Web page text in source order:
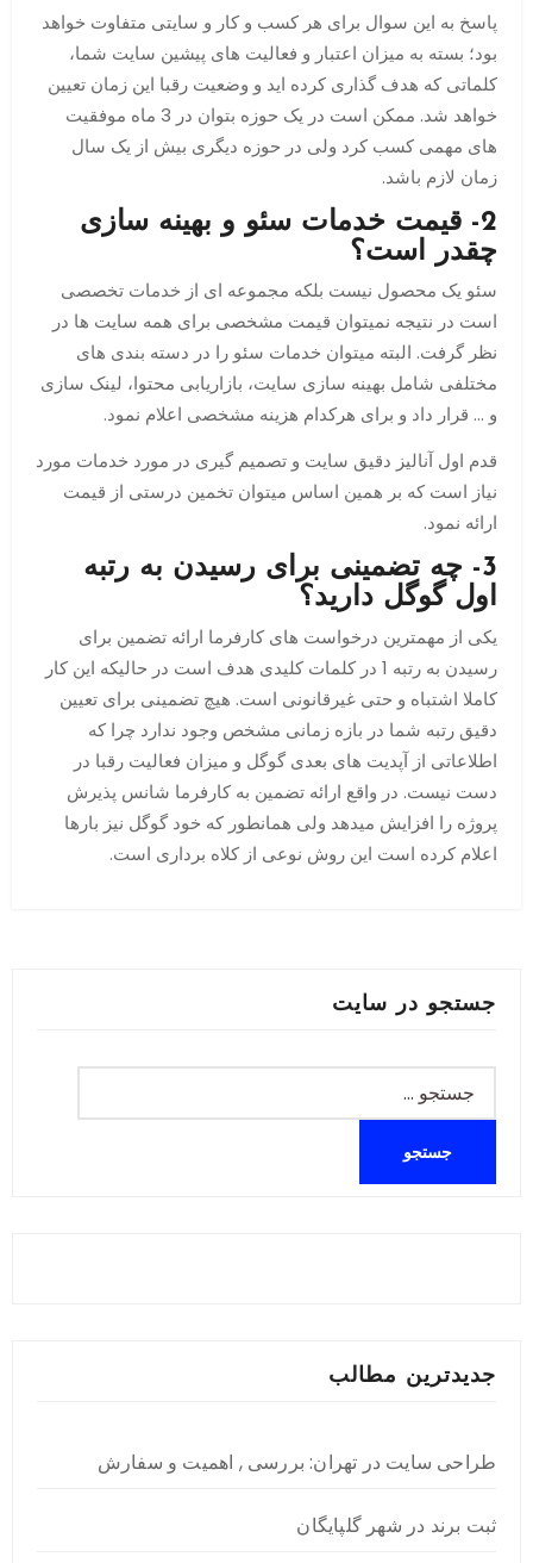
پاسخ به این سوال برای هر کسب و کار و سایتی متفاوت خواهد
بود؛ بسته به میزان اعتبار و فعالیت های پیشین سایت شما،
کلماتی که هدف گذاری کرده اید و وضعیت رقبا این زمان تعیین
خواهد شد. ممکن است در یک حوزه بتوان در 3 ماه موفقیت
های مهمی کسب کرد ولی در حوزه دیگری بیش از یک سال
زمان لازم باشد.
2- قیمت خدمات سئو و بهینه سازی
چقدر است؟
سئو یک محصول نیست بلکه مجموعه ای از خدمات تخصصی
است در نتیجه نمیتوان قیمت مشخصی برای همه سایت ها در
نظر گرفت. البته میتوان خدمات سئو را در دسته بندی های
مختلفی شامل بهینه سازی سایت، بازاریابی محتوا، لینک سازی
و … قرار داد و برای هرکدام هزینه مشخصی اعلام نمود.
قدم اول آنالیز دقیق سایت و تصمیم گیری در مورد خدمات مورد
نیاز است که بر همین اساس میتوان تخمین درستی از قیمت
ارائه نمود.
3- چه تضمینی برای رسیدن به رتبه
اول گوگل دارید؟
یکی از مهمترین درخواست های کارفرما ارائه تضمین برای
رسیدن به رتبه 1 در کلمات کلیدی هدف است در حالیکه این کار
کاملا اشتباه و حتی غیرقانونی است. هیچ تضمینی برای تعیین
دقیق رتبه شما در بازه زمانی مشخص وجود ندارد چرا که
اطلاعاتی از آپدیت های بعدی گوگل و میزان فعالیت رقبا در
دست نیست. در واقع ارائه تضمین به کارفرما شانس پذیرش
پروژه را افزایش میدهد ولی همانطور که خود گوگل نیز بارها
اعلام کرده است این روش نوعی از کلاه برداری است.
جستجو در سایت
برای:
جدیدترین مطالب
طراحی سایت در تهران: بررسی , اهمیت و سفارش
ثبت برند در شهر گلپایگان